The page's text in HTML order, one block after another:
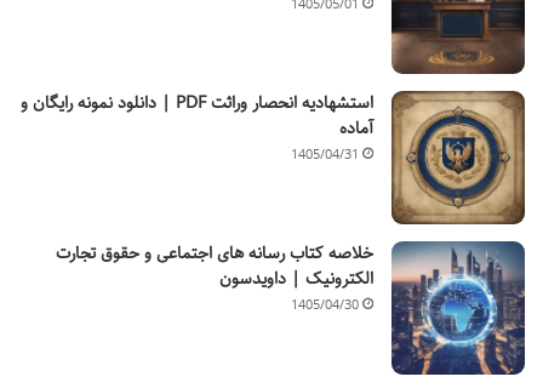
استشهادیه انحصار وراثت PDF | دانلود نمونه رایگان و
آماده
1405/04/31
خلاصه کتاب رسانه های اجتماعی و حقوق تجارت
الکترونیک | داویدسون
1405/04/30